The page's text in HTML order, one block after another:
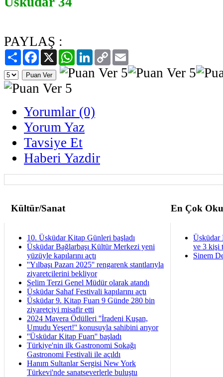
PAYLAŞ :
PaylaşFacebook
X WhatsAppLinkedIn
Copy
Link
Yorumlar (0)
Yorum Yaz
Tavsiye Et
Haberi Yazdir
Kültür/Sanat En Çok
10. Üsküdar Kitap Günleri başladı
Üsküdar Bağlarbaşı Kültür Merkezi yeni
yüzüyle kapılarını açtı
''Yılbaşı Pazarı 2025'' rengarenk stantlarıyla
ziyaretçilerini bekliyor
Selim Terzi Genel Müdür olarak atandı
Üsküdar Sahaf Festivali kapılarını açtı
Üsküdar 9. Kitap Fuarı 9 Günde 280 bin
ziyaretçiyi misafir etti
2024 Mavera Ödülleri ''İradeni Kuşan,
Umudu Yeşert!'' konusuyla sahibini arıyor
''Üsküdar Kitap Fuarı'' başladı
Türkiye'nin ilk Gastronomi Sokağı
Gastronomi Festivali ile açıldı
Hanım Sultanlar Sergisi New York
Türkevi'nde sanatseverlerle buluştu
Üsküdar
ve 3 kişi
Sinem